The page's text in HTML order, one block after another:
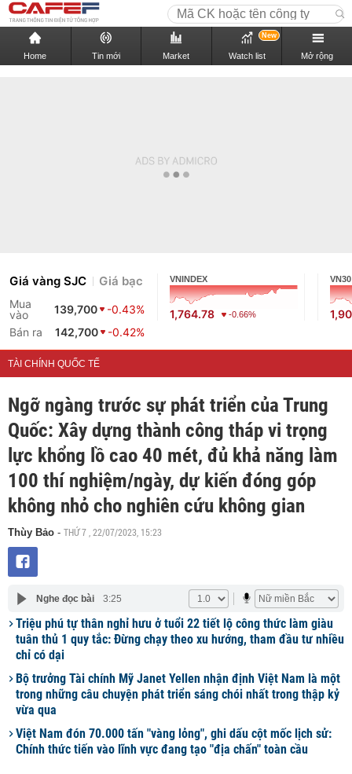
Home Tin mới Market Watch list
New
Mở rộng
Giá vàng SJC Giá bạc
Mua
vào
139,700
-0.43%
Bán ra
142,700 -0.42%
VNINDEX
1,764.78 -0.66%
VN30
TÀI CHÍNH QUỐC TẾ
Ngỡ ngàng trước sự phát triển của Trung
Quốc: Xây dựng thành công tháp vi trọng
lực khổng lồ cao 40 mét, đủ khả năng làm
100 thí nghiệm/ngày, dự kiến đóng góp
không nhỏ cho nghiên cứu không gian
Thùy Bảo - THỨ 7 , 22/07/2023, 15:23
Nghe đọc bài 3:25
Triệu phú tự thân nghỉ hưu ở tuổi 22 tiết lộ công thức làm giàu
tuân thủ 1 quy tắc: Đừng chạy theo xu hướng, tham đầu tư nhiều
chỉ có dại
Bộ trưởng Tài chính Mỹ Janet Yellen nhận định Việt Nam là một
trong những câu chuyện phát triển sáng chói nhất trong thập kỷ
vừa qua
Việt Nam đón 70.000 tấn "vàng lỏng", ghi dấu cột mốc lịch sử:
Chính thức tiến vào lĩnh vực đang tạo "địa chấn" toàn cầu